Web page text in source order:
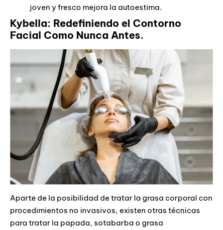
joven y fresco mejora la autoestima.
Kybella: Redefiniendo el Contorno
Facial Como Nunca Antes.
Aparte de la posibilidad de tratar la grasa corporal con
procedimientos no invasivos, existen otras técnicas
para tratar la papada, sotabarba o grasa